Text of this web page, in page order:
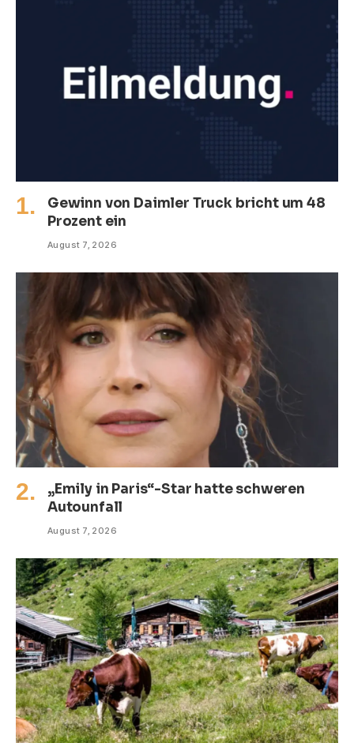
Gewinn von Daimler Truck bricht um 48
Prozent ein
August 7, 2026
„Emily in Paris“-Star hatte schweren
Autounfall
August 7, 2026